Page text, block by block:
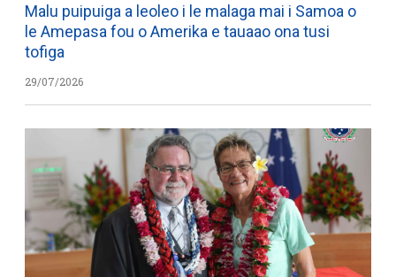
Malu puipuiga a leoleo i le malaga mai i Samoa o
le Amepasa fou o Amerika e tauaao ona tusi
tofiga
29/07/2026